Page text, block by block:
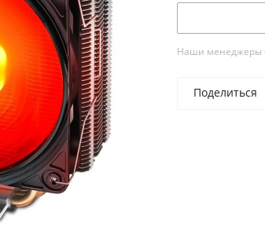
Наши менеджеры
Поделиться